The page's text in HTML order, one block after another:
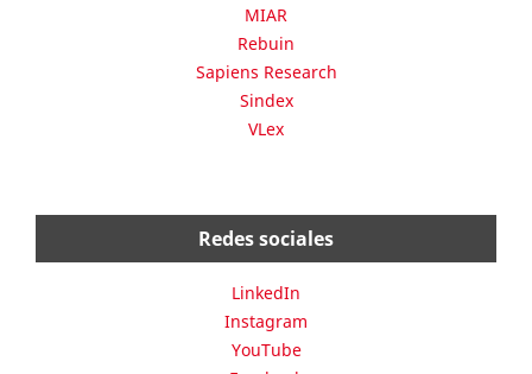
MIAR
Rebuin
Sapiens Research
Sindex
VLex
Redes sociales
LinkedIn
Instagram
YouTube